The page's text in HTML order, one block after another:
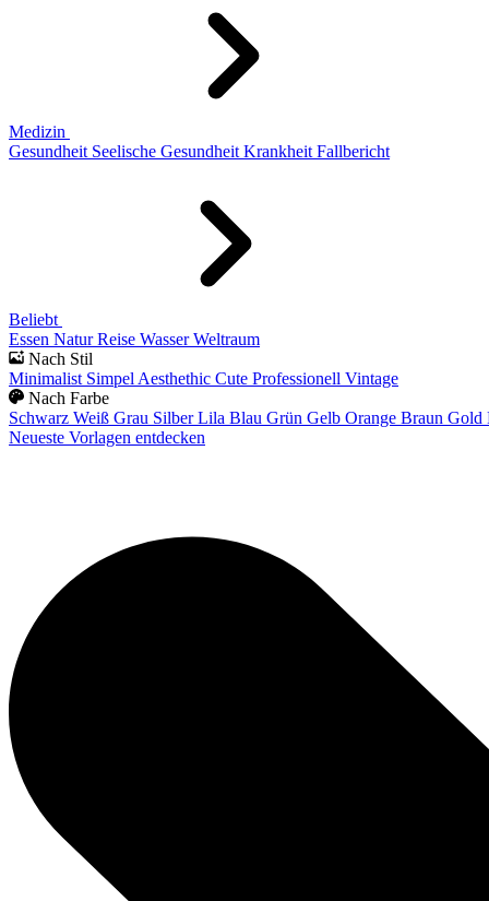
Medizin
Gesundheit Seelische Gesundheit Krankheit Fallbericht
Beliebt
Essen Natur Reise Wasser Weltraum
Nach Stil
Minimalist Simpel Aesthethic Cute Professionell Vintage
Nach Farbe
Schwarz Weiß Grau Silber Lila Blau Grün Gelb Orange Braun Gold
Neueste Vorlagen entdecken